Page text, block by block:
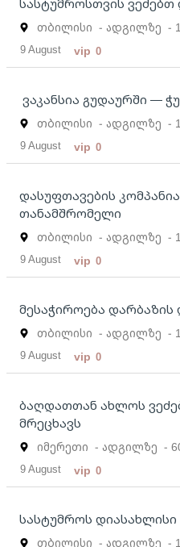
სასტუმროსთვის ვეძებთ
თბილისი - ადგილზე -
9 August vip 0
ვაკანსია გუდაურში —
თბილისი - ადგილზე -
9 August vip 0
დასუფთავების
თანამშრომელი
თბილისი - ადგილზე -
9 August vip 0
მესაჭიროება დარბაზის
თბილისი - ადგილზე -
9 August vip 0
ბაღდათთან ახლოს
მრეცხავს
იმერეთი - ადგილზე -
9 August vip 0
სასტუმროს დიასახლისი
თბილისი - ადგილზე -